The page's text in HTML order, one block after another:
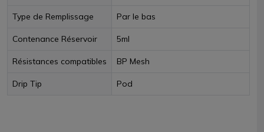
Type de Remplissage Par le bas
Contenance Réservoir 5ml
Résistances compatibles BP Mesh
Drip Tip Pod